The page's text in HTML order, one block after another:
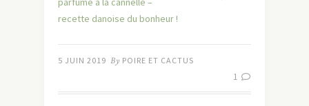
recette danoise du bonheur !
5 JUIN 2019 By POIRE ET CACTUS
1